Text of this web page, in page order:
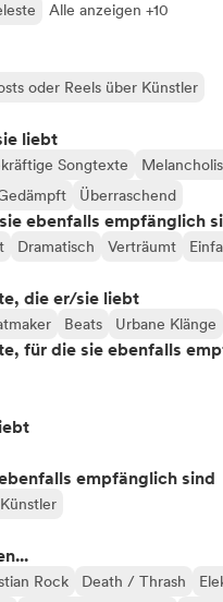
Alle anzeigen +10
oder Reels über Künstler
liebt
Songtexte
Überraschend
ebenfalls empfänglich
Dramatisch Verträumt
die er/sie liebt
Beats Urbane Klänge
für die sie ebenfalls
empfänglich sind
Rock Death / Thrash